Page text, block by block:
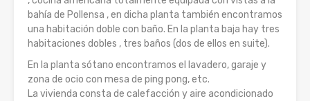
bahía de Pollensa , en dicha planta también encontramos
una habitación doble con baño. En la planta baja hay tres
habitaciones dobles , tres baños (dos de ellos en suite).
En la planta sótano encontramos el lavadero, garaje y
zona de ocio con mesa de ping pong, etc.
La vivienda consta de calefacción y aire acondicionado